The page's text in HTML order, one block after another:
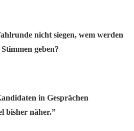
nicht siegen, wem werden
geben?
in Gesprächen
bisher näher.”